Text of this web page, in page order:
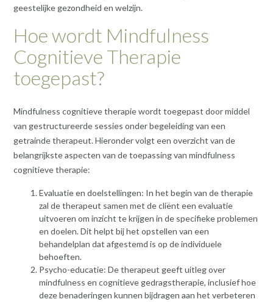
geestelijke gezondheid en welzijn.
Hoe wordt Mindfulness
Cognitieve Therapie
toegepast?
Mindfulness cognitieve therapie wordt toegepast door middel
van gestructureerde sessies onder begeleiding van een
getrainde therapeut. Hieronder volgt een overzicht van de
belangrijkste aspecten van de toepassing van mindfulness
cognitieve therapie:
Evaluatie en doelstellingen: In het begin van de therapie
zal de therapeut samen met de cliënt een evaluatie
uitvoeren om inzicht te krijgen in de specifieke problemen
en doelen. Dit helpt bij het opstellen van een
behandelplan dat afgestemd is op de individuele
behoeften.
Psycho-educatie: De therapeut geeft uitleg over
mindfulness en cognitieve gedragstherapie, inclusief hoe
deze benaderingen kunnen bijdragen aan het verbeteren